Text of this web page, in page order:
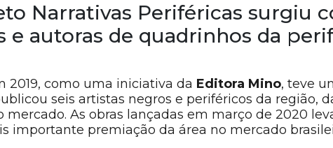
Narrativas Periféricas surgiu
e autoras de quadrinhos da
2019, como uma iniciativa da Editora Mino, teve
seis artistas negros e periféricos da região,
mercado. As obras lançadas em março de 2020
importante premiação da área no mercado